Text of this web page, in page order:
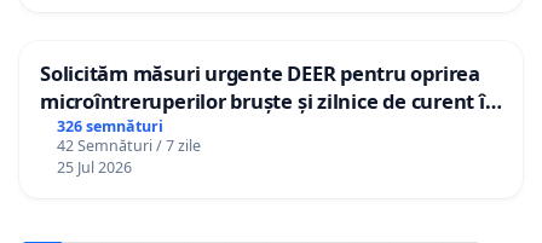
Solicităm măsuri urgente DEER pentru oprirea
microîntreruperilor bruște și zilnice de curent în
Sâncraiu de Mureș și Nazna
326 semnături
42 Semnături / 7 zile
25 Jul 2026